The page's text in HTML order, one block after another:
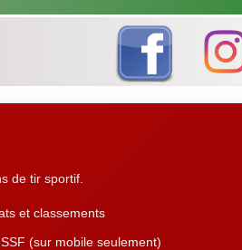
de tir sportif.
et classements
(sur mobile seulement)